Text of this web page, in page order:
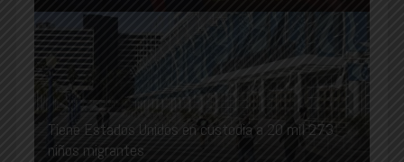
Tiene Estados Unidos en custodia a 20 mil 273
niños migrantes